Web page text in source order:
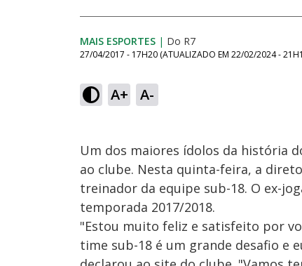
MAIS ESPORTES | Do R7
27/04/2017 - 17H20 (ATUALIZADO EM 22/02/2024 -
A+ A-
Um dos maiores ídolos da história
ao clube. Nesta quinta-feira, a
treinador da equipe sub-18. O ex-
temporada 2017/2018.
"Estou muito feliz e satisfeito por
time sub-18 é um grande desafio e